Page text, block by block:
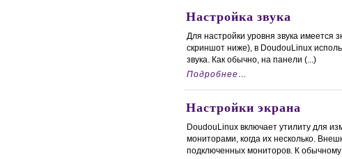
Настройка звука
Для настройки уровня звука имеется
скриншот ниже), в DoudouLinux
звука. Как обычно, на панели (...)
Подробнее…
Настройки экрана
DoudouLinux включает утилиту для
мониторами, когда их несколько.
подключенных мониторов. К